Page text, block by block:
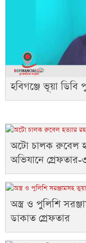
হবিগঞ্জে ভূয়া ডিবি
অটো চালক রুবেল
অভিযানে গ্রেফতার-
অস্ত্র ও পুলিশি
ডাকাত গ্রেফতার